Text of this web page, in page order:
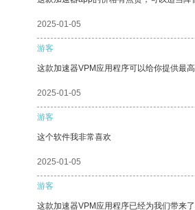
2025-01-05
游客
这款加速器VPM应用程序可以给你提供最
2025-01-05
游客
这个软件我非常喜欢
2025-01-05
游客
这款加速器VPM应用程序已经为我们带来